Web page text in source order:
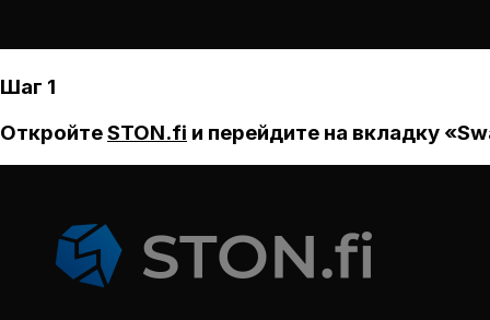
Шаг 1
ОткройтеSTON.fi и перейдите на вкладку